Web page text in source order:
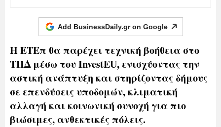
Add BusinessDaily.gr on Google
Η ΕΤΕπ θα παρέχει τεχνική βοήθεια στο
ΤΠΔ μέσω του InvestEU, ενισχύοντας την
αστική ανάπτυξη και στηρίζοντας δήμους
σε επενδύσεις υποδομών, κλιματική
αλλαγή και κοινωνική συνοχή για πιο
βιώσιμες, ανθεκτικές πόλεις.